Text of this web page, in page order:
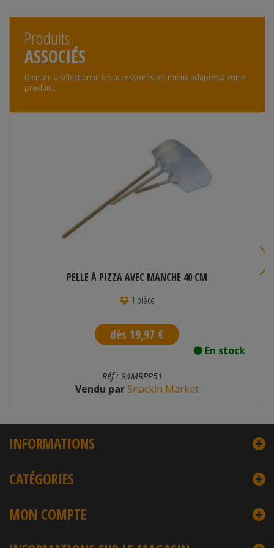
Produits
ASSOCIÉS
Distram a sélectionné les accessoires les mieux adaptés à votre
produit...
PELLE À PIZZA AVEC MANCHE 40 CM
1 pièce
dès 19,97 €
En stock
Réf : 94MRPP51
Vendu parSnackin Market
INFORMATIONS
CATÉGORIES
MON COMPTE